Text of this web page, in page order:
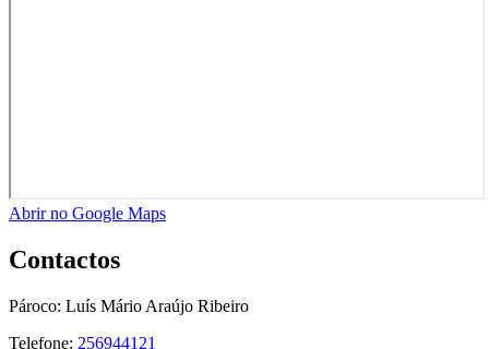
Abrir no Google Maps
Contactos
Pároco: Luís Mário Araújo Ribeiro
Telefone: 256944121